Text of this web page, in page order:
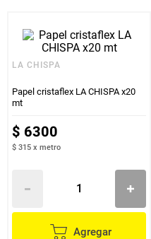
LA CHISPA
Papel cristaflex LA CHISPA x20
mt
$ 6300
$ 315 x metro
Agregar